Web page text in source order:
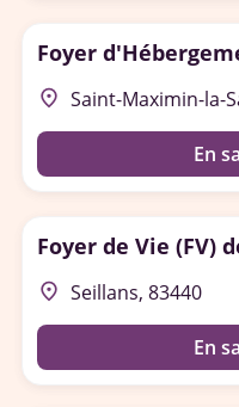
Foyer
place Saint-Maximin-la-
En
Foyer de Vie (FV)
place Seillans, 83440
En